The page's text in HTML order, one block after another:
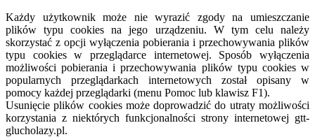
Każdy użytkownik może nie wyrazić zgody na umieszczanie
plików typu cookies na jego urządzeniu. W tym celu należy
skorzystać z opcji wyłączenia pobierania i przechowywania plików
typu cookies w przeglądarce internetowej. Sposób wyłączenia
możliwości pobierania i przechowywania plików typu cookies w
popularnych przeglądarkach internetowych został opisany w
pomocy każdej przeglądarki (menu Pomoc lub klawisz F1).
Usunięcie plików cookies może doprowadzić do utraty możliwości
korzystania z niektórych funkcjonalności strony internetowej gtt-
glucholazy.pl.